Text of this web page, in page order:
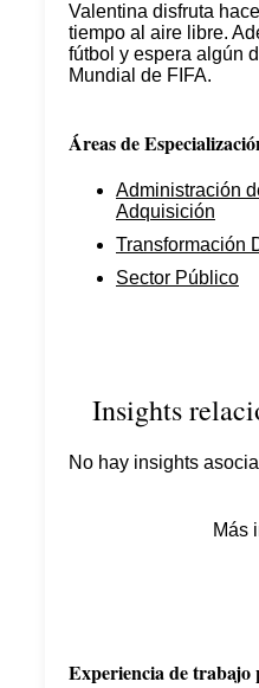
Valentina disfruta
tiempo al aire libre.
fútbol y espera algún
Mundial de FIFA.
Áreas de
Administración
Adquisición
Transformación
Sector Público
Insights
No hay insights
Más
Experiencia de trabajo